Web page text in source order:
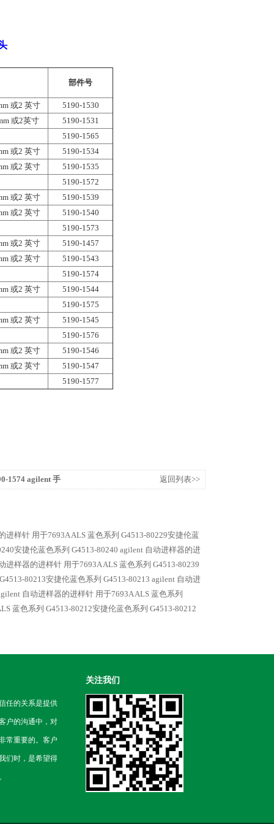
部件号
或2 英寸
5190-1530
或2英寸
5190-1531
5190-1565
或2 英寸
5190-1534
或2 英寸
5190-1535
5190-1572
或2 英寸
5190-1539
或2 英寸
5190-1540
5190-1573
或2 英寸
5190-1457
或2 英寸
5190-1543
5190-1574
或2 英寸
5190-1544
5190-1575
或2 英寸
5190-1545
5190-1576
或2 英寸
5190-1546
或2 英寸
5190-1547
5190-1577
1574 agilent 手
返回列表>>
进样针 用于7693A ALS 蓝色系列 G4513-80229安捷伦蓝
安捷伦蓝色系列 G4513-80240 agilent 自动进样器的进
进样器的进样针 用于7693A ALS 蓝色系列 G4513-80239
80213安捷伦蓝色系列 G4513-80213 agilent 自动进
自动进样器的进样针 用于7693A ALS 蓝色系列
蓝色系列 G4513-80212安捷伦蓝色系列 G4513-80212
任的关系是提供
户的沟通中，对
常重要的。客户
们时，是希望得
关注我们